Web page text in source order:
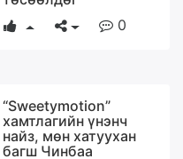
0
“Sweetymotion”
хамтлагийн үнэнч
найз, мөн хатуухан
багш Чинбаа